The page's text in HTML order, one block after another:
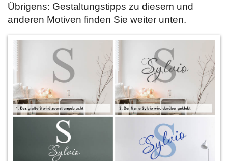
Übrigens: Gestaltungstipps zu diesem und
anderen Motiven finden Sie weiter unten.